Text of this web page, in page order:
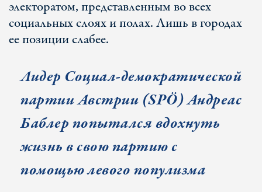
электоратом, представленным во всех
социальных слоях и полах. Лишь в городах
ее позиции слабее.
Лидер Социал-демократической
партии Австрии (SPÖ) Андреас
Баблер попытался вдохнуть
жизнь в свою партию с
помощью левого популизма